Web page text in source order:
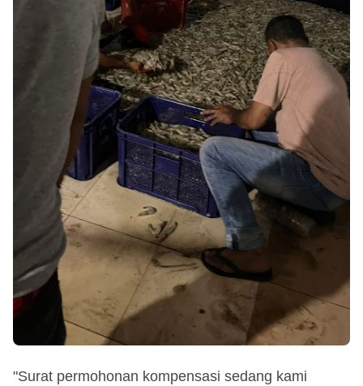
"Surat permohonan kompensasi sedang kami